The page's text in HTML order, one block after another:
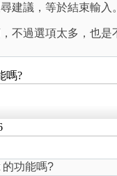
建議，等於結束輸入
不過選項太多，也
嗎?
的功能嗎?